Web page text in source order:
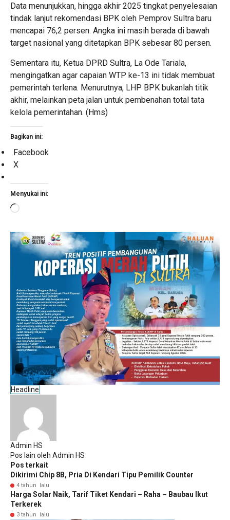
Data menunjukkan, hingga akhir 2025 tingkat penyelesaian
tindak lanjut rekomendasi BPK oleh Pemprov Sultra baru
mencapai 76,2 persen. Angka ini masih berada di bawah
target nasional yang ditetapkan BPK sebesar 80 persen.
Sementara itu, Ketua DPRD Sultra, La Ode Tariala,
mengingatkan agar capaian WTP ke-13 ini tidak membuat
pemerintah terlena. Menurutnya, LHP BPK bukanlah titik
akhir, melainkan peta jalan untuk pembenahan total tata
kelola pemerintahan. (Hms)
Bagikan ini:
Facebook
X
Menyukai ini:
Memuat...
Headline
Admin HS
Pos lain oleh Admin HS
Pos terkait
Dikirimi Chip 8B, Pria Di Kendari Tipu Pemilik Counter
4 tahun lalu
Harga Solar Naik, Tarif Tiket Kendari – Raha – Baubau Ikut
Terkerek
3 tahun lalu